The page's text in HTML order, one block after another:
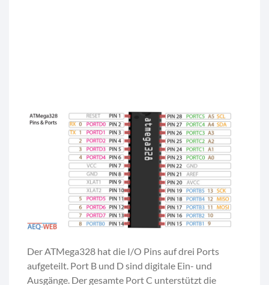
Der ATMega328 hat die I/O Pins auf drei Ports
aufgeteilt. Port B und D sind digitale Ein- und
Ausgänge. Der gesamte Port C unterstützt die